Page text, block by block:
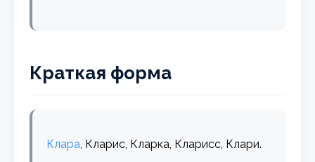
Краткая форма
Клара, Кларис, Кларка, Кларисс, Клари.